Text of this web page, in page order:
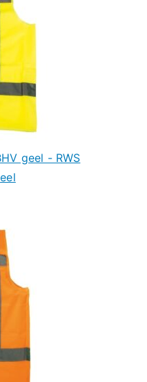
geel - RWS